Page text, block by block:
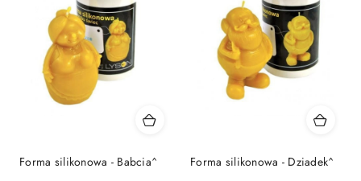
Forma silikonowa - Babcia^ Forma silikonowa - Dziadek^